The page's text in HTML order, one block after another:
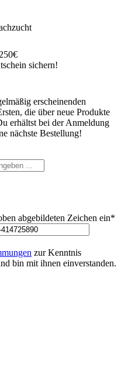
sichern!
erscheinenden
die über neue Produkte
erhältst bei der Anmeldung
nächste Bestellung!
abgebildeten Zeichen ein*
zur Kenntnis
bin mit ihnen einverstanden.